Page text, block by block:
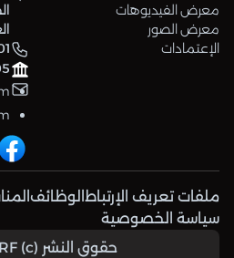
معرض الفيديوهات
معرض الصور
الإعتمادات
ملفات تعريف الإرتباط الوظائف
سياسة الخصوصية
حقوق النشر (c) 2026 LIRF.